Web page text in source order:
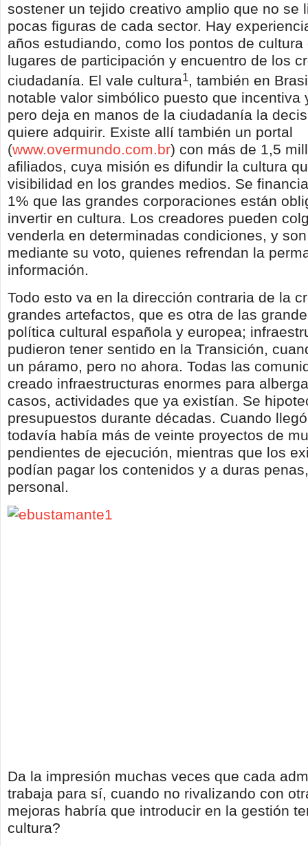
sostener un tejido creativo amplio que no se
pocas figuras de cada sector. Hay
años estudiando, como los pontos de cultura
lugares de participación y encuentro de los
ciudadanía. El vale cultura1, también en
notable valor simbólico puesto que incentiva
pero deja en manos de la ciudadanía la
quiere adquirir. Existe allí también un portal
(www.overmundo.com.br) con más de 1,5
afiliados, cuya misión es difundir la cultura
visibilidad en los grandes medios. Se
1% que las grandes corporaciones están
invertir en cultura. Los creadores pueden
venderla en determinadas condiciones, y
mediante su voto, quienes refrendan la
información.
Todo esto va en la dirección contraria de la
grandes artefactos, que es otra de las
política cultural española y europea;
pudieron tener sentido en la Transición,
un páramo, pero no ahora. Todas las
creado infraestructuras enormes para
casos, actividades que ya existían. Se
presupuestos durante décadas. Cuando
todavía había más de veinte proyectos de
pendientes de ejecución, mientras que los
podían pagar los contenidos y a duras
personal.
Da la impresión muchas veces que cada
trabaja para sí, cuando no rivalizando con
mejoras habría que introducir en la gestión
cultura?